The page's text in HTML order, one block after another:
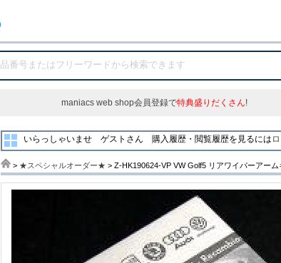
maniacs web shop会員登録で特典盛りだくさん!
いらっしゃいませ ゲストさん 購入履歴・閲覧履歴を見るには
> ★スペシャルオーダー★ > Z-HK190624-VP VW Golf5 リアワイパーアーム